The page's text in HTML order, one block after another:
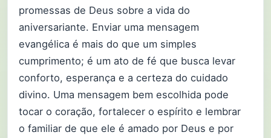
promessas de Deus sobre a vida do
aniversariante. Enviar uma mensagem
evangélica é mais do que um simples
cumprimento; é um ato de fé que busca levar
conforto, esperança e a certeza do cuidado
divino. Uma mensagem bem escolhida pode
tocar o coração, fortalecer o espírito e lembrar
o familiar de que ele é amado por Deus e por